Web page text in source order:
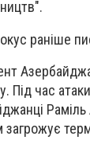
раніше
Під час
Раміль
загрожує